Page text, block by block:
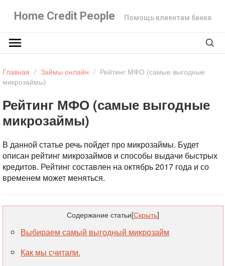
Home Credit People Помощь клиентам банка
Главная / Займы онлайн / Рейтинг МФО (самые выгодные
микрозаймы)
Рейтинг МФО (самые выгодные
микрозаймы)
В данной статье речь пойдет про микрозаймы. Будет
описан рейтинг микрозаймов и способы выдачи быстрых
кредитов. Рейтинг составлен на октябрь 2017 года и со
временем может меняться.
Содержание статьи[Скрыть]
Выбираем самый выгодный микрозайм
Как мы считали.